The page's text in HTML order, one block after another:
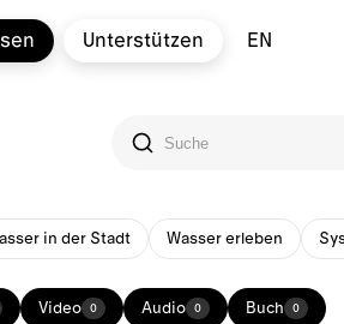
Unterstützen EN
in der Stadt Wasser erleben
Video 0 Audio 0 Buch 0